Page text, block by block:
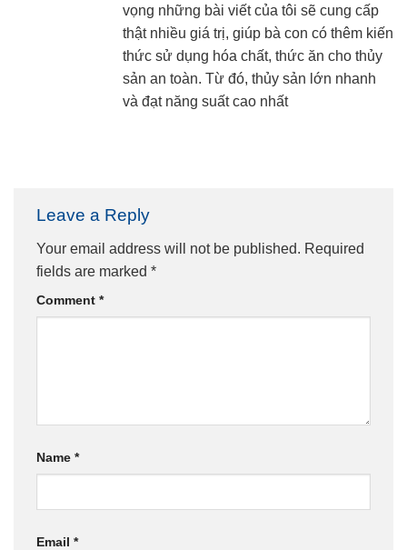
vọng những bài viết của tôi sẽ cung cấp
thật nhiều giá trị, giúp bà con có thêm kiến
thức sử dụng hóa chất, thức ăn cho thủy
sản an toàn. Từ đó, thủy sản lớn nhanh
và đạt năng suất cao nhất
Leave a Reply
Your email address will not be published. Required
fields are marked *
Comment *
Name *
Email *